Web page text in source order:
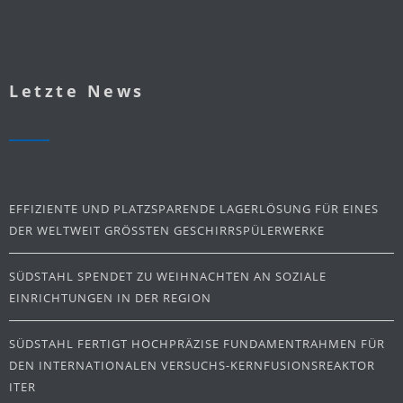
Letzte News
EFFIZIENTE UND PLATZSPARENDE LAGERLÖSUNG FÜR EINES
DER WELTWEIT GRÖSSTEN GESCHIRRSPÜLERWERKE
SÜDSTAHL SPENDET ZU WEIHNACHTEN AN SOZIALE
EINRICHTUNGEN IN DER REGION
SÜDSTAHL FERTIGT HOCHPRÄZISE FUNDAMENTRAHMEN FÜR
DEN INTERNATIONALEN VERSUCHS-KERNFUSIONSREAKTOR
ITER